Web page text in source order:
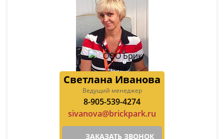
Светлана Иванова
Ведущий менеджер
8-905-539-4274
sivanova@brickpark.ru
ЗАКАЗАТЬ ЗВОНОК